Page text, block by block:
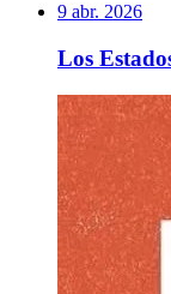
9 abr. 2026
Los